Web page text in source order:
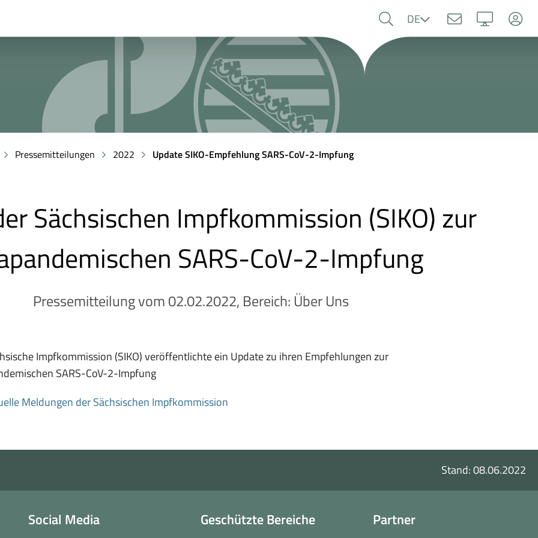
Sprache
DE
Pressemitteilungen 2022 Update SIKO-Empfehlung SARS-CoV-2-Impfung
Sächsischen Impfkommission (SIKO) zur
SARS-CoV-2-Impfung
Pressemitteilung vom 02.02.2022, Bereich: Über Uns
Impfkommission (SIKO) veröffentlichte ein Update zu ihren Empfehlungen zur
SARS-CoV-2-Impfung
Meldungen der Sächsischen Impfkommission
Stand: 08.06.2022
Social Media Geschützte Bereiche Partner